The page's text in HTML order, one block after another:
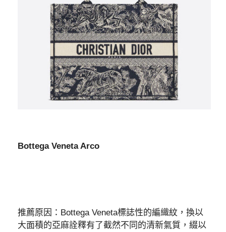
Bottega Veneta Arco
推薦原因：Bottega Veneta標誌性的編織紋，換以
大面積的亞麻詮釋有了截然不同的清新氣質，綴以